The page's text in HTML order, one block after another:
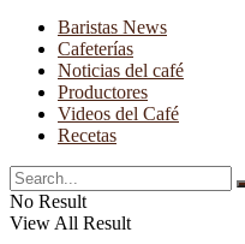
Baristas News
Cafeterías
Noticias del café
Productores
Videos del Café
Recetas
No Result
View All Result